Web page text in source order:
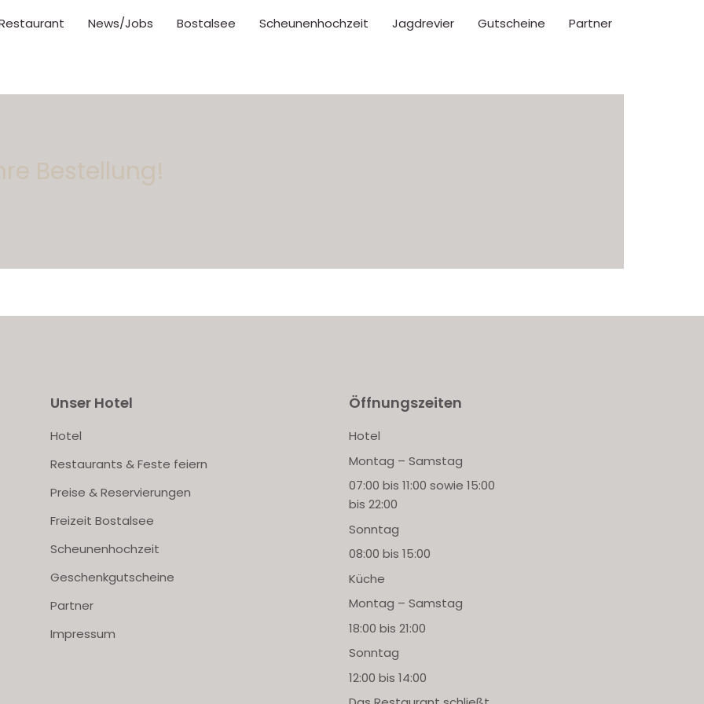
News/Jobs Bostalsee Scheunenhochzeit Jagdrevier Gutscheine Partner
Bestellung!
Unser Hotel
Hotel
Restaurants & Feste feiern
Preise & Reservierungen
Freizeit Bostalsee
Scheunenhochzeit
Geschenkgutscheine
Partner
Impressum
Öffnungszeiten
Hotel
Montag – Samstag
07:00 bis 11:00 sowie 15:00
bis 22:00
Sonntag
08:00 bis 15:00
Küche
Montag – Samstag
18:00 bis 21:00
Sonntag
12:00 bis 14:00